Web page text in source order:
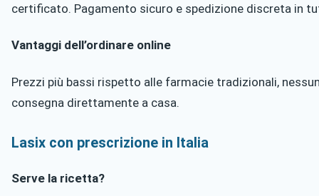
certificato. Pagamento sicuro e spedizione discreta in
Vantaggi dell’ordinare online
Prezzi più bassi rispetto alle farmacie tradizionali,
consegna direttamente a casa.
Lasix con prescrizione in Italia
Serve la ricetta?